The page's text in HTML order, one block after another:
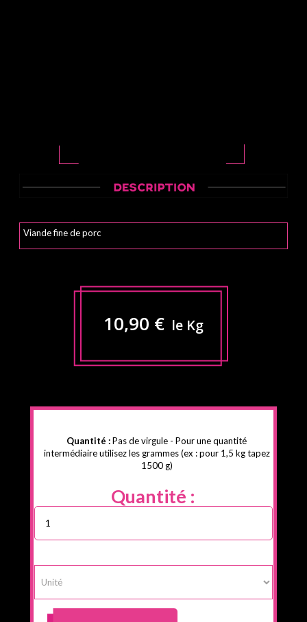
Viande fine de porc
10,90 €le Kg
Quantité :Pas de virgule - Pour une quantité
intermédiaire utilisez les grammes (ex : pour 1,5 kg tapez
1500 g)
Quantité :